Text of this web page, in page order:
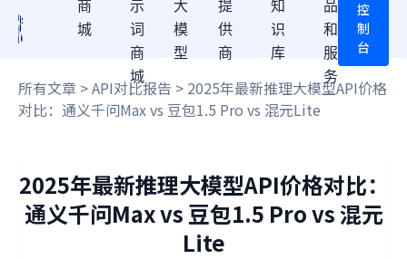
商
城
示
词
商
城
大
模
型
提
供
商
知
识
库
品
和
服
务
控
制
台
所有文章 >API对比报告 > 2025年最新推理大模型API价格
对比：通义千问Max vs 豆包1.5 Pro vs 混元Lite
2025年最新推理大模型API价格对比：
通义千问Max vs 豆包1.5 Pro vs 混元
Lite